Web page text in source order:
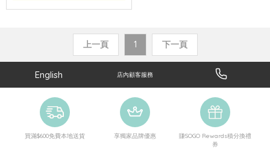
上一頁 1 下一頁
English 店內顧客服務
買滿$600免費本地送貨 享獨家品牌優惠
賺SOGO Rewards積分換禮
券